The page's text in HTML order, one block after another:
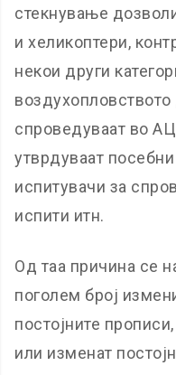
стекнување
и хеликоптери,
некои други
воздухопловството
спроведуваат во
утврдуваат
испитувачи за
испити итн.
Од таа причина се
поголем број
постојните
или изменат